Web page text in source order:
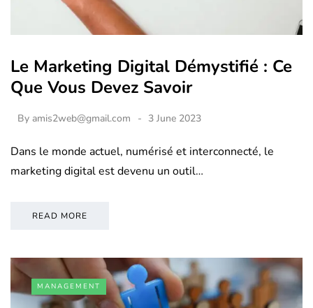
Le Marketing Digital Démystifié : Ce
Que Vous Devez Savoir
By amis2web@gmail.com 3 June 2023
Dans le monde actuel, numérisé et interconnecté, le
marketing digital est devenu un outil…
READ MORE
MANAGEMENT